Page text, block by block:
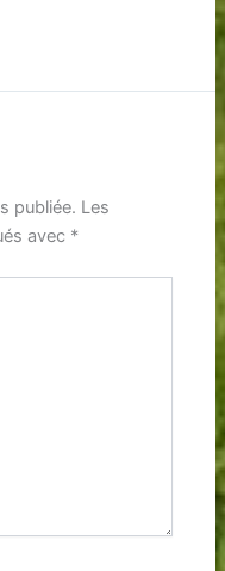
publiée. Les
avec *